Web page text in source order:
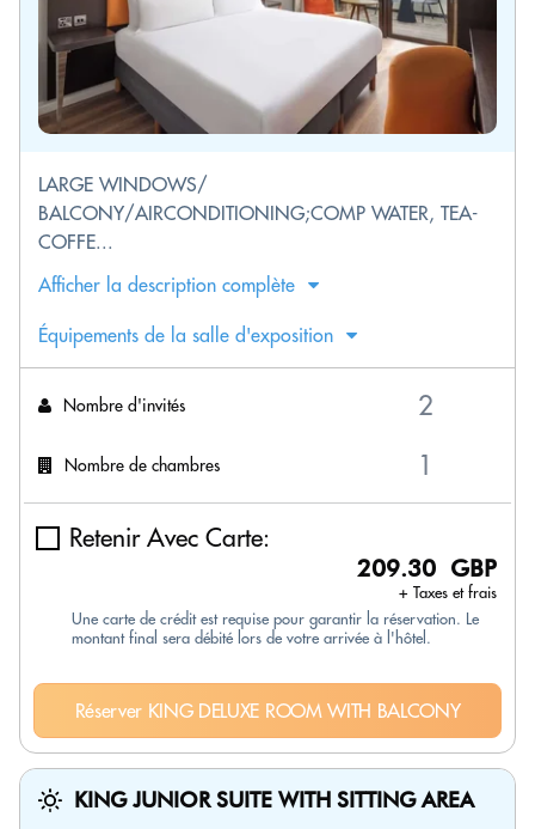
LARGE WINDOWS/
BALCONY/AIRCONDITIONING;COMP WATER, TEA-
COFFE...
Afficher la description complète
Équipements de la salle d'exposition
Nombre d'invités
Nombre de chambres
Retenir Avec Carte:
209.30 GBP
+ Taxes et frais
Une carte de crédit est requise pour garantir la réservation. Le
montant final sera débité lors de votre arrivée à l'hôtel.
Réserver KING DELUXE ROOM WITH BALCONY
KING JUNIOR SUITE WITH SITTING AREA